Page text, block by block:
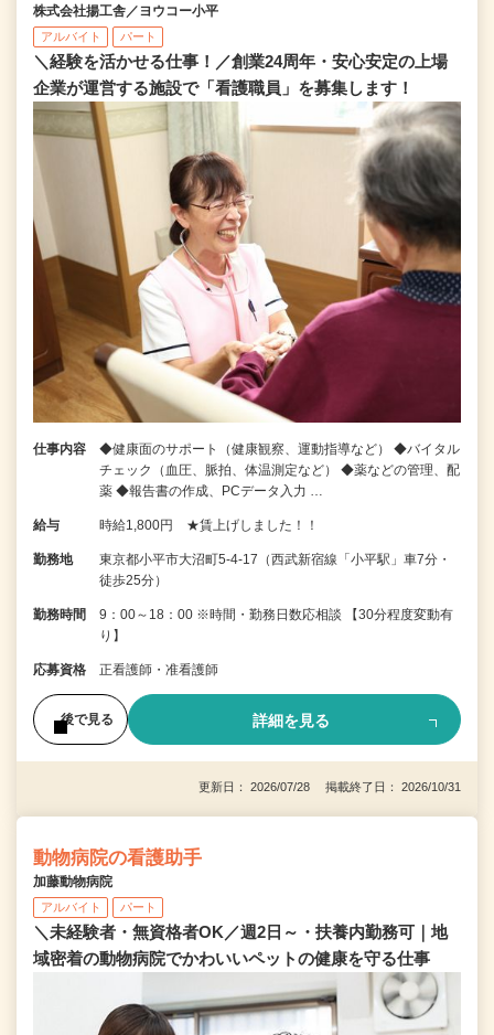
株式会社揚工舎／ヨウコー小平
アルバイト パート
＼経験を活かせる仕事！／創業24周年・安心安定の上場
企業が運営する施設で「看護職員」を募集します！
仕事内容
◆健康面のサポート（健康観察、運動指導など） ◆バイタル
チェック（血圧、脈拍、体温測定など） ◆薬などの管理、配
薬 ◆報告書の作成、PCデータ入力 …
給与 時給1,800円 ★賃上げしました！！
勤務地
東京都小平市大沼町5-4-17（西武新宿線「小平駅」車7分・
徒歩25分）
勤務時間
9：00～18：00 ※時間・勤務日数応相談 【30分程度変動有
り】
応募資格 正看護師・准看護師
後で見る 詳細を見る
更新日： 2026/07/28 掲載終了日： 2026/10/31
動物病院の看護助手
加藤動物病院
アルバイト パート
＼未経験者・無資格者OK／週2日～・扶養内勤務可｜地
域密着の動物病院でかわいいペットの健康を守る仕事